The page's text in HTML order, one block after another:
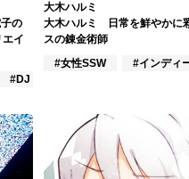
の
イ
#DJ
大木ハルミ
大木ハルミ 日常を鮮やかに
スの錬金術師
#女性SSW
#インディ